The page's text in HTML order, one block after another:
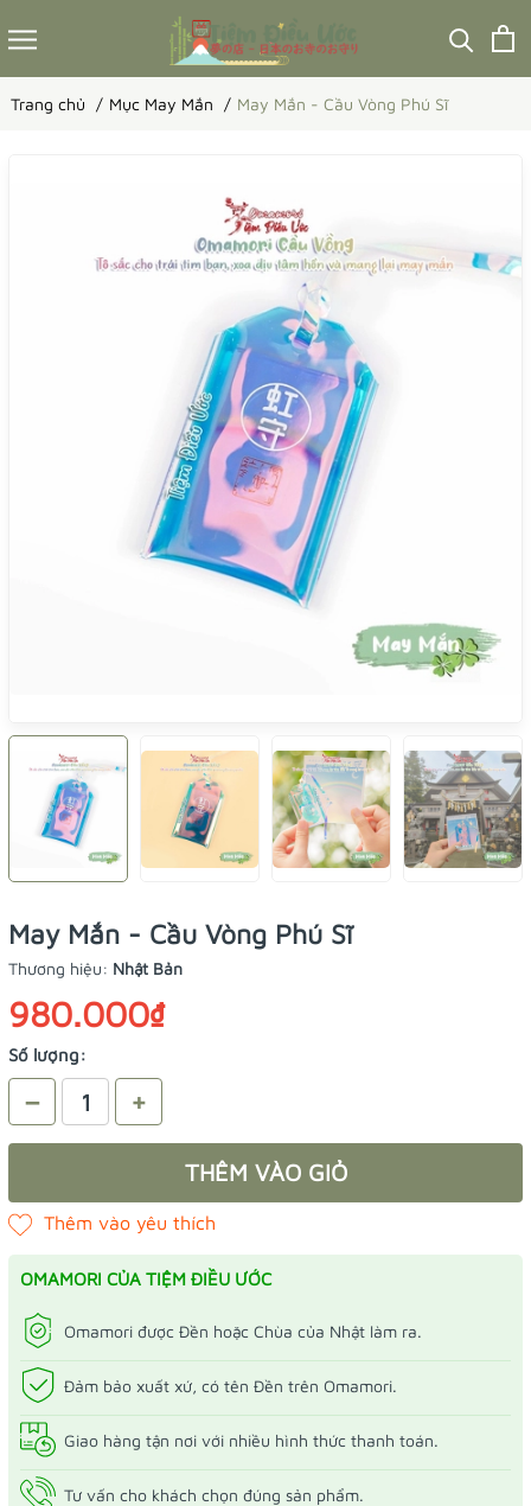
Trang chủ Mục May Mắn May Mắn - Cầu Vòng Phú Sĩ
May Mắn - Cầu Vòng Phú Sĩ
Thương hiệu: Nhật Bản
980.000₫
Số lượng:
– +
THÊM VÀO GIỎ
OMAMORI CỦA TIỆM ĐIỀU ƯỚC
Omamori được Đền hoặc Chùa của Nhật làm ra.
Đảm bảo xuất xứ, có tên Đền trên Omamori.
Giao hàng tận nơi với nhiều hình thức thanh toán.
Tư vấn cho khách chọn đúng sản phẩm.